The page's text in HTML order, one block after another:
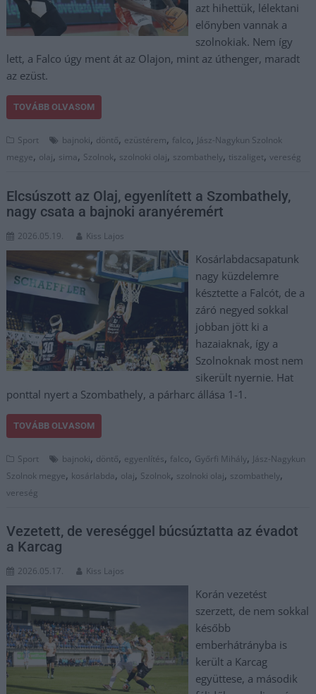
azt hihettük, lélektani
előnyben vannak a
szolnokiak. Nem így
lett, a Falco úgy ment át az Olajon, mint az úthenger, maradt
az ezüst.
TOVÁBB OLVASOM
Sport bajnoki, döntő, ezüstérem, falco, Jász-Nagykun Szolnok
megye, olaj, sima, Szolnok, szolnoki olaj, szombathely, tiszaliget,vereség
Elcsúszott az Olaj, egyenlített a Szombathely,
nagy csata a bajnoki aranyéremért
2026.05.19. Kiss Lajos
Kosárlabdacsapatunk
nagy küzdelemre
késztette a Falcót, de a
záró negyed sokkal
jobban jött ki a
hazaiaknak, így a
Szolnoknak most nem
sikerült nyernie. Hat
ponttal nyert a Szombathely, a párharc állása 1-1.
TOVÁBB OLVASOM
Sport bajnoki, döntő, egyenlítés, falco, Győrfi Mihály, Jász-Nagykun
Szolnok megye, kosárlabda, olaj, Szolnok, szolnoki olaj, szombathely,
vereség
Vezetett, de vereséggel búcsúztatta az évadot
a Karcag
2026.05.17. Kiss Lajos
Korán vezetést
szerzett, de nem sokkal
később
emberhátrányba is
került a Karcag
együttese, a második